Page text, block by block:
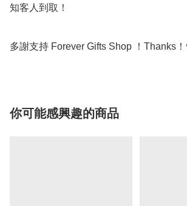
知客人到取！
多謝支持 Forever Gifts Shop ！Thanks
你可能感興趣的商品